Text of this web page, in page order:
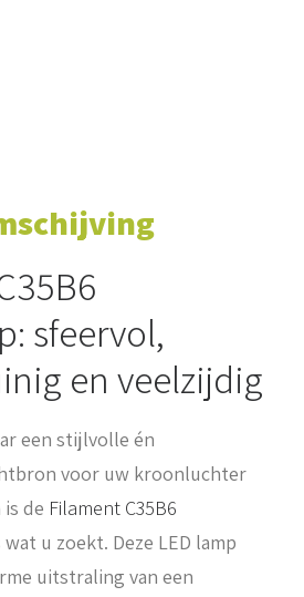
sfeervol,
en veelzijdig
een stijlvolle én
voor uw kroonluchter
de Filament C35B6
u zoekt. Deze LED lamp
uitstraling van een